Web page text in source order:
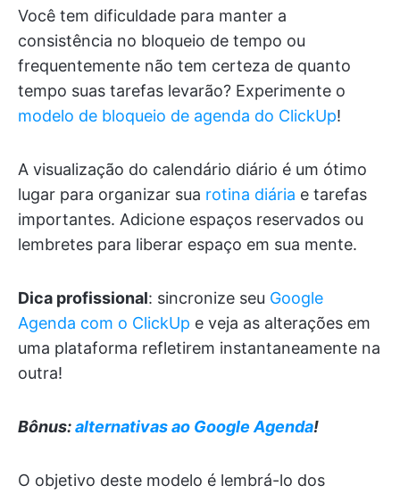
Você tem dificuldade para manter a
consistência no bloqueio de tempo ou
frequentemente não tem certeza de quanto
tempo suas tarefas levarão? Experimente o
modelo de bloqueio de agenda do ClickUp!
A visualização do calendário diário é um ótimo
lugar para organizar sua rotina diária e tarefas
importantes. Adicione espaços reservados ou
lembretes para liberar espaço em sua mente.
Dica profissional: sincronize seu Google
Agenda com o ClickUp e veja as alterações em
uma plataforma refletirem instantaneamente na
outra!
Bônus:alternativas ao Google Agenda!
O objetivo deste modelo é lembrá-lo dos